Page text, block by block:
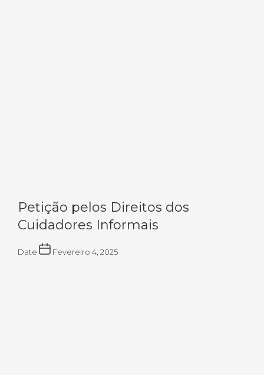
Petição pelos Direitos dos
Cuidadores Informais
Date Fevereiro 4, 2025